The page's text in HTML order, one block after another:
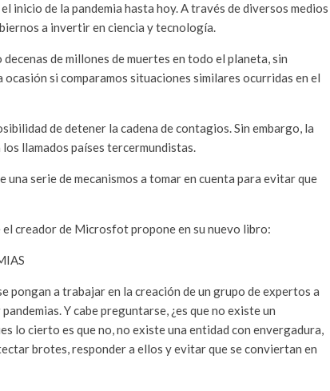
inicio de la pandemia hasta hoy. A través de diversos medios
a invertir en ciencia y tecnología.
de millones de muertes en todo el planeta, sin
si comparamos situaciones similares ocurridas en el
de detener la cadena de contagios. Sin embargo, la
llamados países tercermundistas.
una serie de mecanismos a tomar en cuenta para evitar que
creador de Microsfot propone en su nuevo libro:
pongan a trabajar en la creación de un grupo de expertos a
Y cabe preguntarse, ¿es que no existe un
lo cierto es que no, no existe una entidad con envergadura,
brotes, responder a ellos y evitar que se conviertan en